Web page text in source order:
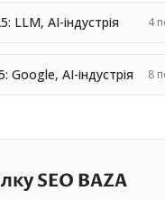
LLM, AI-індустрія 4
Google, AI-індустрія 8
SEO BAZA